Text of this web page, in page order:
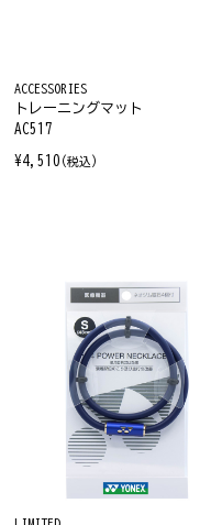
ACCESSORIES
トレーニングマット
AC517
¥4,510 (税込)